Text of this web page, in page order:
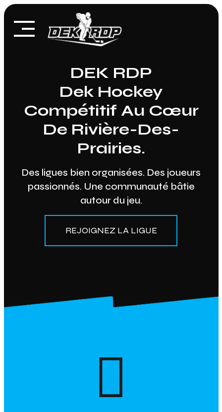
Skip
content
DEK RDP
Dek Hockey
Compétitif Au Cœur
De Rivière-Des-
Prairies.
Des ligues bien organisées. Des joueurs
passionnés. Une communauté bâtie
autour du jeu.
REJOIGNEZ LA LIGUE